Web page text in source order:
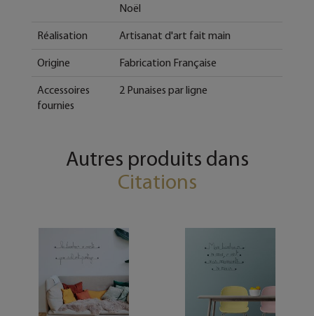
Noël
Réalisation Artisanat d'art fait main
Origine Fabrication Française
Accessoires
fournies
2 Punaises par ligne
Autres produits dans
Citations